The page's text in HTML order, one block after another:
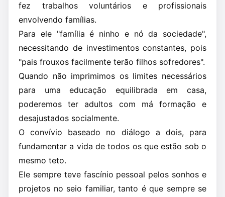
fez trabalhos voluntários e profissionais
envolvendo famílias.
Para ele "família é ninho e nó da sociedade",
necessitando de investimentos constantes, pois
"pais frouxos facilmente terão filhos sofredores".
Quando não imprimimos os limites necessários
para uma educação equilibrada em casa,
poderemos ter adultos com má formação e
desajustados socialmente.
O convívio baseado no diálogo a dois, para
fundamentar a vida de todos os que estão sob o
mesmo teto.
Ele sempre teve fascínio pessoal pelos sonhos e
projetos no seio familiar, tanto é que sempre se